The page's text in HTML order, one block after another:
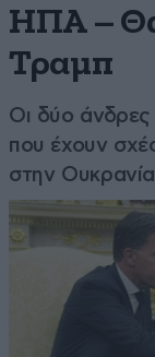
ΗΠΑ –
Τραμπ
Οι δύο
που έχουν
στην